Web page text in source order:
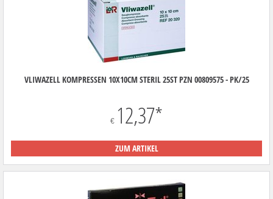
VLIWAZELL KOMPRESSEN 10X10CM STERIL 25ST PZN 00809575 - PK/25
€ 12,37*
ZUM ARTIKEL